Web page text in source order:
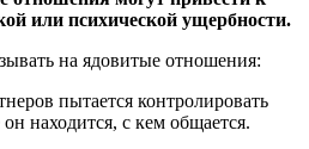
или психической ущербности.
на ядовитые отношения:
пытается контролировать
он находится, с кем общается.